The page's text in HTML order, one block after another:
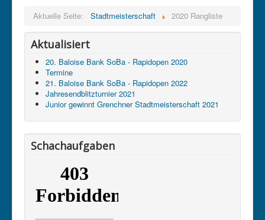
Aktuelle Seite:
Stadtmeisterschaft 2020 Rangliste
Aktualisiert
20. Baloise Bank SoBa - Rapidopen 2020
Termine
21. Baloise Bank SoBa - Rapidopen 2022
Jahresendblitzturnier 2021
Junior gewinnt Grenchner Stadtmeisterschaft 2021
Schachaufgaben